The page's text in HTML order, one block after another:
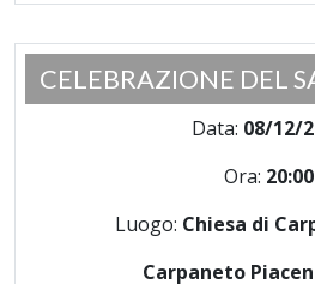
CELEBRAZIONE DEL
Data: 08/12/
Ora: 20:00
Luogo: Chiesa di
Carpaneto